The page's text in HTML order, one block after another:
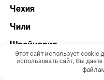
Чехия
Чили
Швейцария
Швеция
Этот сайт использует
использовать сайт, Вы